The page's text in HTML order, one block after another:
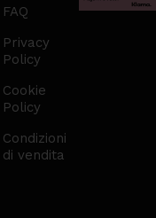
FAQ
Privacy
Policy
Cookie
Policy
Condizioni
di vendita